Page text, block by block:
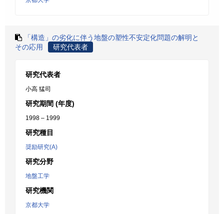
「構造」の劣化に伴う地盤の塑性不安定化問題の解明と
その応用
研究代表者
研究代表者
小高 猛司
研究期間 (年度)
1998 – 1999
研究種目
奨励研究(A)
研究分野
地盤工学
研究機関
京都大学